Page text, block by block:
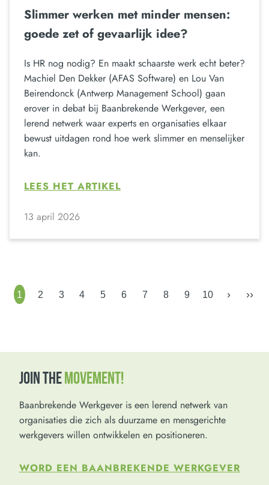
Slimmer werken met minder mensen:
goede zet of gevaarlijk idee?
Is HR nog nodig? En maakt schaarste werk echt beter?
Machiel Den Dekker (AFAS Software) en Lou Van
Beirendonck (Antwerp Management School) gaan
erover in debat bij Baanbrekende Werkgever, een
lerend netwerk waar experts en organisaties elkaar
bewust uitdagen rond hoe werk slimmer en menselijker
kan.
LEES HET ARTIKEL
13 april 2026
1 2 3 4 5 6 7 8 9 10 › ››
JOIN THEMOVEMENT!
Baanbrekende Werkgever is een lerend netwerk van
organisaties die zich als duurzame en mensgerichte
werkgevers willen ontwikkelen en positioneren.
WORD EEN BAANBREKENDE WERKGEVER